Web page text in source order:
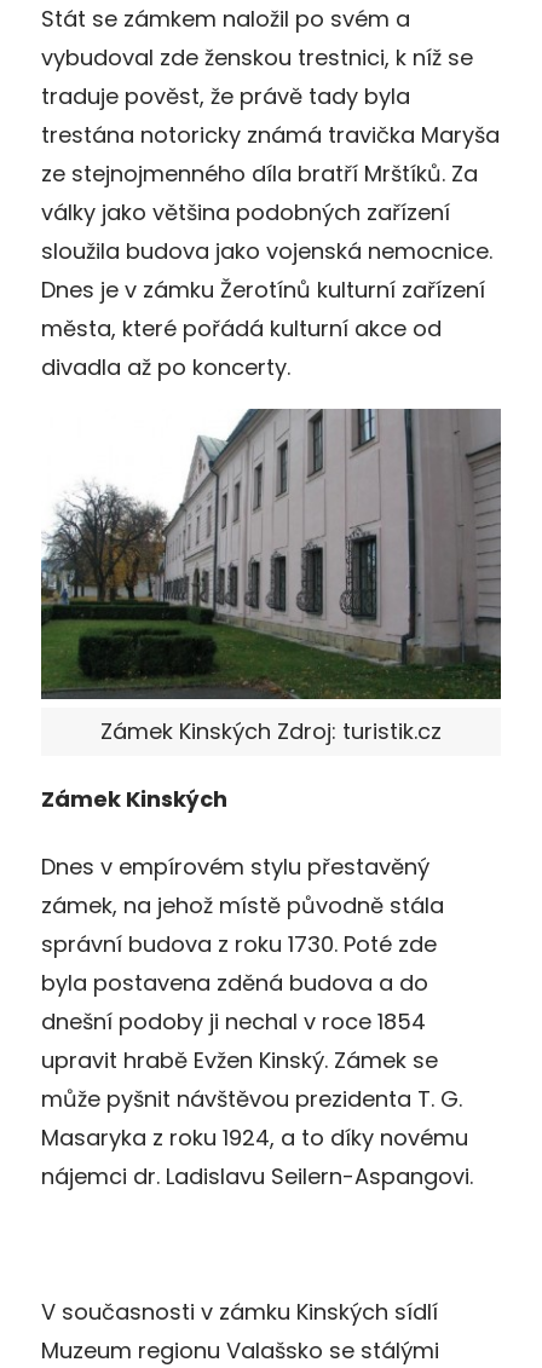
Stát se zámkem naložil po svém a
vybudoval zde ženskou trestnici, k níž se
traduje pověst, že právě tady byla
trestána notoricky známá travička Maryša
ze stejnojmenného díla bratří Mrštíků. Za
války jako většina podobných zařízení
sloužila budova jako vojenská nemocnice.
Dnes je v zámku Žerotínů kulturní zařízení
města, které pořádá kulturní akce od
divadla až po koncerty.
Zámek Kinských Zdroj: turistik.cz
Zámek Kinských
Dnes v empírovém stylu přestavěný
zámek, na jehož místě původně stála
správní budova z roku 1730. Poté zde
byla postavena zděná budova a do
dnešní podoby ji nechal v roce 1854
upravit hrabě Evžen Kinský. Zámek se
může pyšnit návštěvou prezidenta T. G.
Masaryka z roku 1924, a to díky novému
nájemci dr. Ladislavu Seilern-Aspangovi.
V současnosti v zámku Kinských sídlí
Muzeum regionu Valašsko se stálými